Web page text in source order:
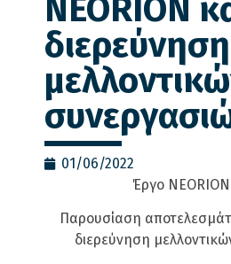
NEORION
διερεύνηση
01/06/2022
Έργο
Παρουσίαση
διερεύνηση